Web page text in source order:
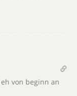
von beginn an